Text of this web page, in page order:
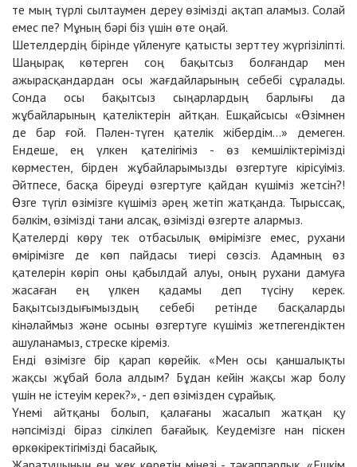
те мың түрлі сылтаумен дереу өзімізді ақтап аламыз. Солай
емес пе? Мұның бәрі біз үшін өте оңай.
Шетелдердің бірінде үйленуге қатысты зерттеу жүргізіліпті.
Шаңырақ көтерген соң бақытсыз болғандар мен
ажырасқандардан осы жағдайларының себебі сұралады.
Сонда осы бақытсыз сыңарлардың барлығы да
жұбайларының қателіктерін айтқан. Ешқайсысы «Өзімнен
де бар ғой. Пәлен-түген қателік жібердім...» демеген.
Ендеше, ең үлкен қателігіміз - өз кемшіліктерімізді
көрместен, бірден жұбайларымызды өзгертуге кірісуіміз.
Әйтпесе, басқа біреуді өзгертуге қайдан күшіміз жетсін?!
Өзге түгіл өзімізге күшіміз әрең жетіп жатқанда. Тырыссақ,
бәлкім, өзімізді тани алсақ, өзімізді өзгерте алармыз.
Қателерді көру тек отбасылық өмірімізге емес, рухани
өмірімізге де көп пайдасы тиері сөзсіз. Адамның өз
қателерін көріп оны қабылдай алуы, оның рухани дамуға
жасаған ең үлкен қадамы деп түсіну керек.
Бақытсыздығымыздың себебі ретінде басқаларды
кінәлаймыз және осыны өзгертуге күшіміз жетпегендіктен
ашуланамыз, стреске кіреміз.
Енді өзімізге бір қарап көрейік. «Мен осы қаншалықты
жақсы жұбай бола алдым? Бұдан кейін жақсы жар болу
үшін не істеуім керек?», - деп өзімізден сұрайық.
Үнемі айтқаны болып, қалағаны жасалып жатқан қу
нәпсімізді біраз сілкілеп бағайық. Кеудемізге нан піскен
өркөкіректігімізді басайық.